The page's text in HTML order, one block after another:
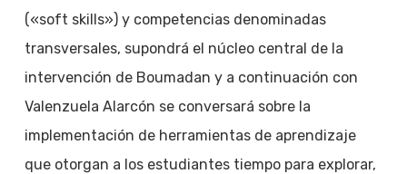
(«soft skills») y competencias denominadas
transversales, supondrá el núcleo central de la
intervención de Boumadan y a continuación con
Valenzuela Alarcón se conversará sobre la
implementación de herramientas de aprendizaje
que otorgan a los estudiantes tiempo para explorar,